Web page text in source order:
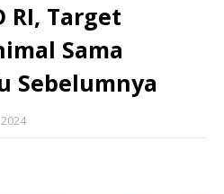
RI, Target
Sama
Sebelumnya
2024